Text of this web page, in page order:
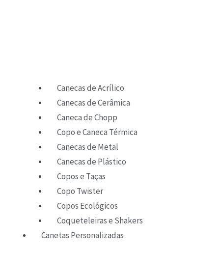
Canecas de Acrílico
Canecas de Cerâmica
Caneca de Chopp
Copo e Caneca Térmica
Canecas de Metal
Canecas de Plástico
Copos e Taças
Copo Twister
Copos Ecológicos
Coqueteleiras e Shakers
Canetas Personalizadas